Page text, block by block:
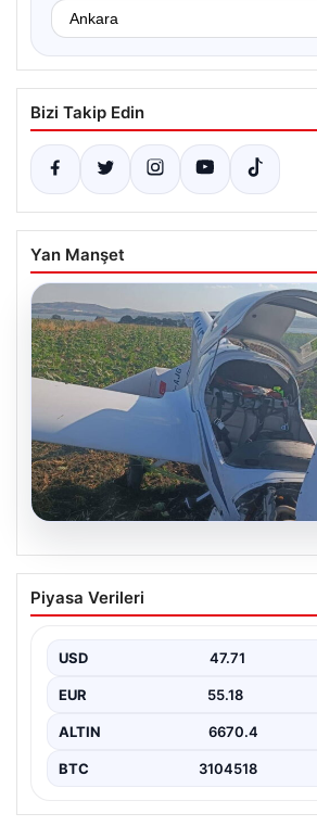
Bizi Takip Edin
Yan Manşet
06.08.2026
Uçak sert iniş yaptı: Pilot
Piyasa Verileri
USD 47.71
EUR 55.18
ALTIN 6670.4
BTC 3104518